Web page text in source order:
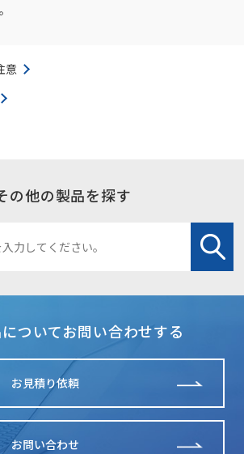
意
の他の製品を探す
ついてお問い合わせする
お見積り依頼
お問い合わせ